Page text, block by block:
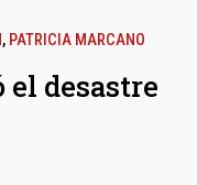
, PATRICIA MARCANO
el desastre